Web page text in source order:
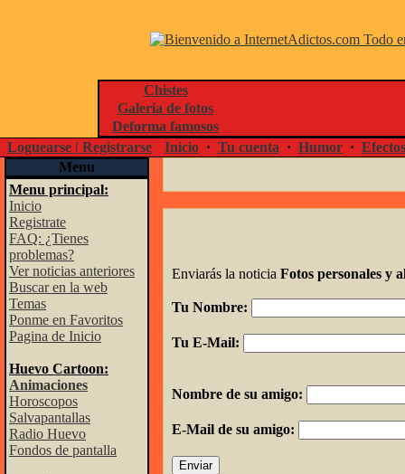
Chistes
Galeria de fotos
Deforma famosos
Loguearse | Registrarse
Inicio · Tu cuenta · Humor ·
Menu
Menu principal:
Inicio
Registrate
FAQ: ¿Tienes
problemas?
Ver noticias anteriores
Buscar en la web
Temas
Ponme en Favoritos
Pagina de Inicio
Huevo Cartoon:
Animaciones
Horoscopos
Salvapantallas
Radio Huevo
Fondos de pantalla
Enviarás la noticia Fotos personales y
Tu Nombre:
Tu E-Mail:
Nombre de su amigo:
E-Mail de su amigo: